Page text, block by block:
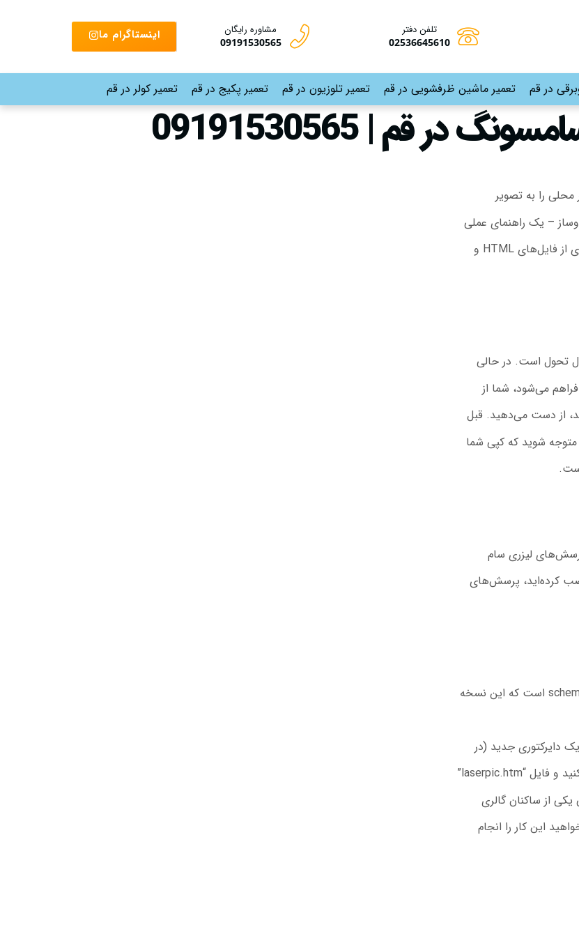
تلفن دفتر
02536645610
مشاوره رایگان
09191530565 اینستاگرام ما
در قم تعمیر ماشین ظرفشویی در قم تعمیر تلوزیون در قم تعمیر پکیج در قم تعمیر کولر در قم
در قم | 09191530565
را به تصویر
تحول است. در حالی
می‌شود، شما از
از دست می‌دهید. قبل
متوجه شوید که کپی شما
یک دایرکتوری جدید (در
از ساکنان گالری
این کار را انجام